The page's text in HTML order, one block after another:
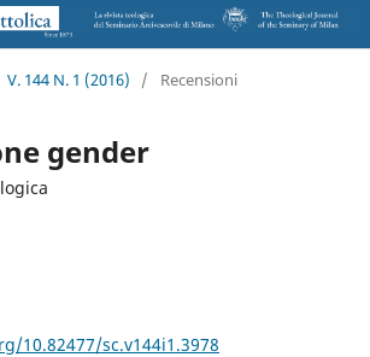
V. 144 N. 1 (2016) / Recensioni
gender
10.82477/sc.v144i1.3978